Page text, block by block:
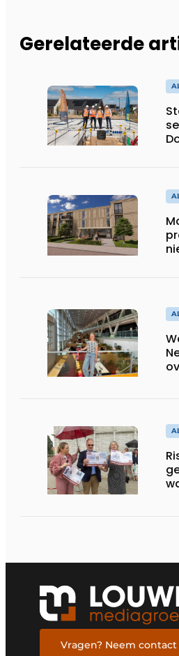
Gerelateerde
Vragen? Neem contact